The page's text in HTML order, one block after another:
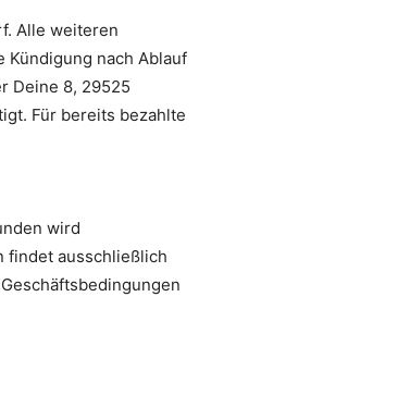
Alle weiteren
nach Ablauf
Deine 8, 29525
Für bereits bezahlte
wird
findet ausschließlich